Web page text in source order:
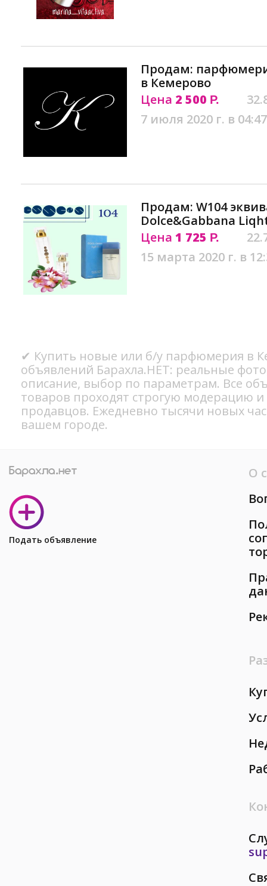
Продам:
в Кемерово
Цена 2 500 Р.
7 июля 2020 г. в 04:47
Продам: W104
Dolce&Gabbana
Цена 1 725 Р.
15 марта 2020 г. в
✔ Купить новые или б/у парфюмерия в
объявлений Барахла.НЕТ: реальные
описание, выбор по параметрам. Все
товаров проходят строгую модерацию
продавцов. Ежедневно тысячи новых
вашем городе.
Подать объявление
О